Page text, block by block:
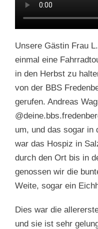
Unsere Gästin Frau
einmal eine
in den Herbst zu
von der BBS
gerufen. Andreas
um, und das sogar in
war das Hospiz in
durch den Ort bis in
genossen wir die
Weite, sogar ein
Dies war die
und sie ist sehr